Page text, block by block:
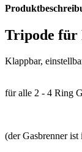
Tripode für
Klappbar,
für alle 2 - 4 Ring
(der Gasbrenner